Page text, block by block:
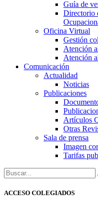
Guía de
Directorio
Oficina Virtual
Gestión
Atención
Atención
Comunicación
Actualidad
Noticias
Publicaciones
Artículos
Otras
Sala de prensa
Imagen
Tarifas
Buscar:
ACCESO COLEGIADOS